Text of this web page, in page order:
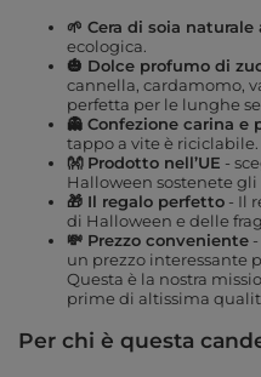
🌱 Cera di soia naturale
ecologica.
🎃 Dolce profumo di
cannella, cardamomo,
perfetta per le lunghe
👻 Confezione carina e
tappo a vite è riciclabile.
👐 Prodotto nell’UE -
Halloween sostenete
🎁 Il regalo perfetto - Il
di Halloween e delle
💸 Prezzo conveniente
un prezzo interessante
Questa è la nostra
prime di altissima
Per chi è questa